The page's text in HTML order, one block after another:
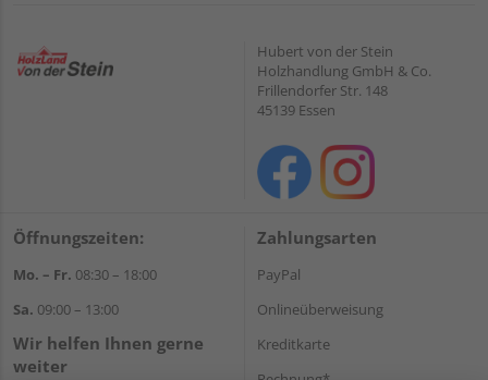
Hubert von der Stein
Holzhandlung GmbH & Co.
Frillendorfer Str. 148
45139 Essen
Öffnungszeiten:
Mo. – Fr. 08:30 – 18:00
Sa. 09:00 – 13:00
Wir helfen Ihnen gerne
weiter
Zahlungsarten
PayPal
Onlineüberweisung
Kreditkarte